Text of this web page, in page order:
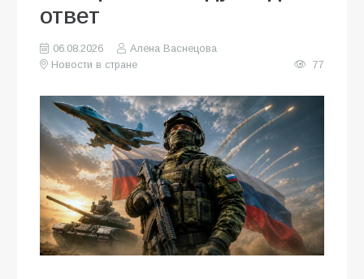
ответ
06.08.2026
Алена Васнецова
Новости в стране
77